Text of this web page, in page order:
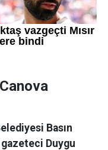
Basın
gazeteci Duygu